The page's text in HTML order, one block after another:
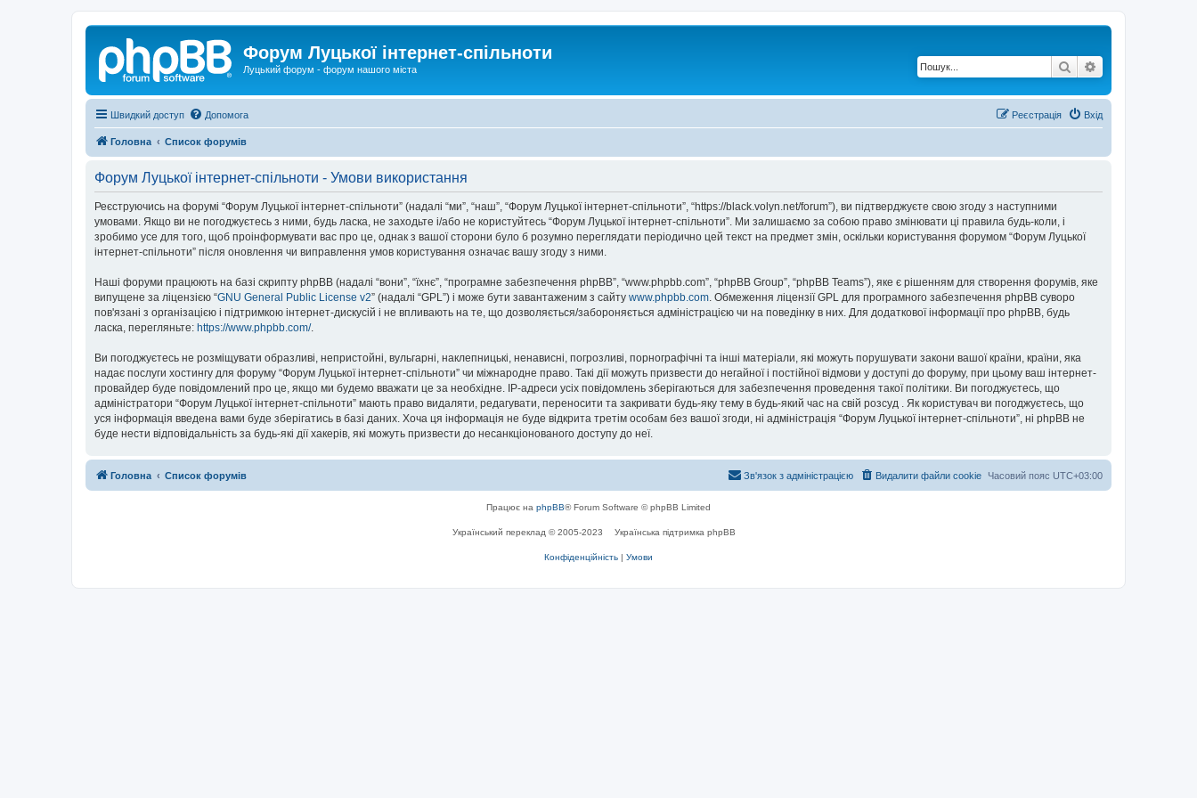
Форум Луцької інтернет-спільноти
Луцький форум - форум нашого міста Пошук
Швидкий доступ Допомога Вхід
Реєстрація
Головна Список форумів
Форум Луцької інтернет-спільноти - Умови використання
Реєструючись на форумі “Форум Луцької інтернет-спільноти” (надалі “ми”, “наш”, “Форум Луцької інтернет-спільноти”, “https://black.volyn.net/forum”), ви підтверджуєте свою згоду з наступними
умовами. Якщо ви не погоджуєтесь з ними, будь ласка, не заходьте і/або не користуйтесь “Форум Луцької інтернет-спільноти”. Ми залишаємо за собою право змінювати ці правила будь-коли, і
зробимо усе для того, щоб проінформувати вас про це, однак з вашої сторони було б розумно переглядати періодично цей текст на предмет змін, оскільки користування форумом “Форум Луцької
інтернет-спільноти” після оновлення чи виправлення умов користування означає вашу згоду з ними.
Наші форуми працюють на базі скрипту phpBB (надалі “вони”, “їхнє”, “програмне забезпечення phpBB”, “www.phpbb.com”, “phpBB Group”, “phpBB Teams”), яке є рішенням для створення форумів, яке
випущене за ліцензією “GNU General Public License v2” (надалі “GPL”) і може бути завантаженим з сайту www.phpbb.com . Обмеження ліцензії GPL для програмного забезпечення phpBB суворо
пов'язані з організацією і підтримкою інтернет-дискусій і не впливають на те, що дозволяється/забороняється адміністрацією чи на поведінку в них. Для додаткової інформації про phpBB, будь
ласка, перегляньте: https://www.phpbb.com/.
Ви погоджуєтесь не розміщувати образливі, непристойні, вульгарні, наклепницькі, ненависні, погрозливі, порнографічні та інші матеріали, які можуть порушувати закони вашої країни, країни, яка
надає послуги хостингу для форуму “Форум Луцької інтернет-спільноти” чи міжнародне право. Такі дії можуть призвести до негайної і постійної відмови у доступі до форуму, при цьому ваш інтернет-
провайдер буде повідомлений про це, якщо ми будемо вважати це за необхідне. IP-адреси усіх повідомлень зберігаються для забезпечення проведення такої політики. Ви погоджуєтесь, що
адміністратори “Форум Луцької інтернет-спільноти” мають право видаляти, редагувати, переносити та закривати будь-яку тему в будь-який час на свій розсуд . Як користувач ви погоджуєтесь, що
уся інформація введена вами буде зберігатись в базі даних. Хоча ця інформація не буде відкрита третім особам без вашої згоди, ні адміністрація “Форум Луцької інтернет-спільноти”, ні phpBB не
буде нести відповідальність за будь-які дії хакерів, які можуть призвести до несанкціонованого доступу до неї.
Головна Список форумів Часовий пояс UTC+03:00
Видалити файли cookie
Зв'язок з адміністрацією
Працює на phpBB® Forum Software © phpBB Limited
Український переклад © 2005-2023 Українська підтримка phpBB
Конфіденційність | Умови